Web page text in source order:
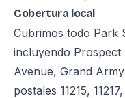
Cobertura local
Cubrimos todo
incluyendo Prospect
Avenue, Grand
postales 11215, 11217,